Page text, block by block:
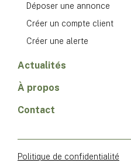
Déposer une annonce
Créer un compte client
Créer une alerte
Actualités
À propos
Contact
Politique de confidentialité